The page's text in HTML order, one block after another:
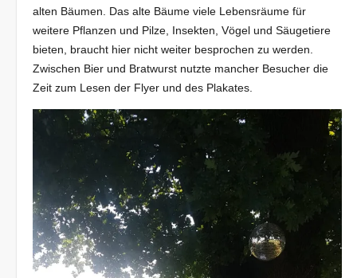
alten Bäumen. Das alte Bäume viele Lebensräume für
weitere Pflanzen und Pilze, Insekten, Vögel und Säugetiere
bieten, braucht hier nicht weiter besprochen zu werden.
Zwischen Bier und Bratwurst nutzte mancher Besucher die
Zeit zum Lesen der Flyer und des Plakates.